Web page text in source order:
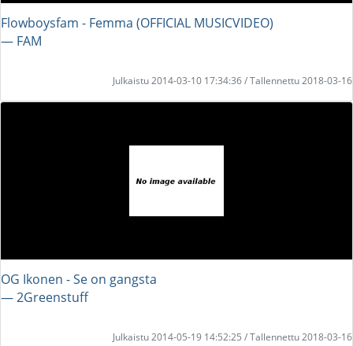
Flowboysfam - Femma (OFFICIAL MUSICVIDEO)
― FAM
Julkaistu 2014-03-10 17:34:36 / Tallennettu 2018-03-16
OG Ikonen - Se on gangsta
― 2Greenstuff
Julkaistu 2014-05-19 14:52:25 / Tallennettu 2018-03-16